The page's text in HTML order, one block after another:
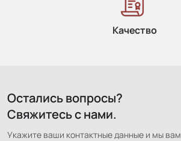
Качество
Остались вопросы?
Свяжитесь с нами.
Укажите ваши контактные данные и мы вам